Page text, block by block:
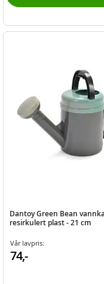
Dantoy Green Bean
resirkulert plast - 21 cm
Vår lavpris:
74,-